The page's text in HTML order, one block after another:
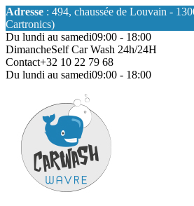
Adresse : 494, chaussée de Louvain -
Cartronics)
Du lundi au samedi09:00 - 18:00
DimancheSelf Car Wash 24h/24H
Contact+32 10 22 79 68
Du lundi au samedi09:00 - 18:00